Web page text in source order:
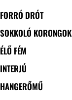
FORRÓ DRÓT
SOKKOLÓ KORONGOK
ÉLŐ FÉM
INTERJÚ
HANGERŐMŰ